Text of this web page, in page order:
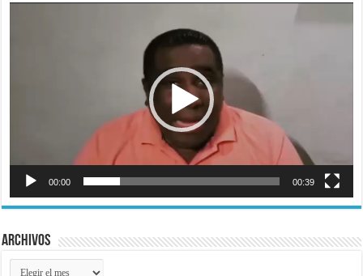
Reproductor
00:00 00:39
Archivos
Archivos